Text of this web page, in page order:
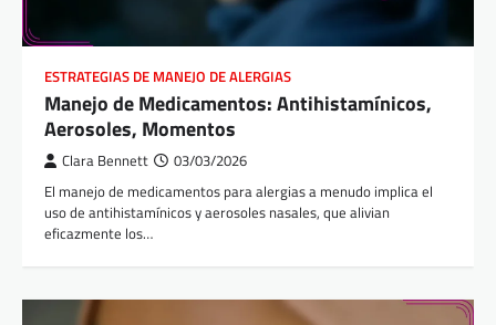
ESTRATEGIAS DE MANEJO DE ALERGIAS
Manejo de Medicamentos: Antihistamínicos,
Aerosoles, Momentos
Clara Bennett 03/03/2026
El manejo de medicamentos para alergias a menudo implica el
uso de antihistamínicos y aerosoles nasales, que alivian
eficazmente los…